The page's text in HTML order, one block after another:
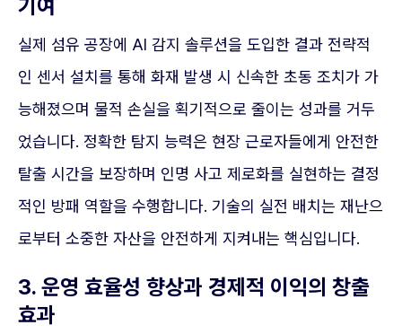
기여
실제 섬유 공장에 AI 감지 솔루션을 도입한 결과 전략적
인 센서 설치를 통해 화재 발생 시 신속한 초동 조치가 가
능해졌으며 물적 손실을 획기적으로 줄이는 성과를 거두
었습니다. 정확한 탐지 능력은 현장 근로자들에게 안전한
탈출 시간을 보장하며 인명 사고 제로화를 실현하는 결정
적인 방패 역할을 수행합니다. 기술의 실전 배치는 재난으
로부터 소중한 자산을 안전하게 지켜내는 핵심입니다.
3. 운영 효율성 향상과 경제적 이익의 창출
효과